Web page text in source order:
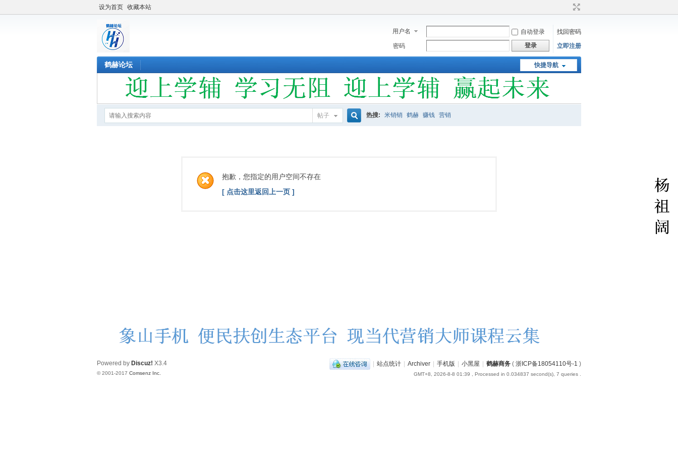
设为首页 收藏本站
用户名 自动登录
找回密码
密码
登录 立即注册
快捷导航
鹤赫论坛
帖子 热搜: 米销销 鹤赫 赚钱 营销
抱歉，您指定的用户空间不存在
[ 点击这里返回上一页 ]
| 站点统计 | Archiver | 手机版 | 小黑屋 | 鹤赫商务 ( 浙ICP备18054110号-1 )
GMT+8, 2026-8-8 01:39 , Processed in 0.034837 second(s), 7 queries .
Powered by Discuz! X3.4
© 2001-2017 Comsenz Inc.